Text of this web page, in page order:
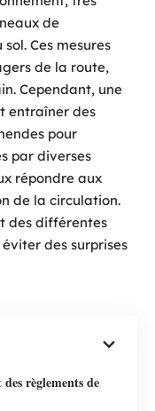
de
Ces mesures
de la route,
Cependant, une
entraîner des
pour
par diverses
répondre aux
de la circulation.
des différentes
des surprises
règlements de